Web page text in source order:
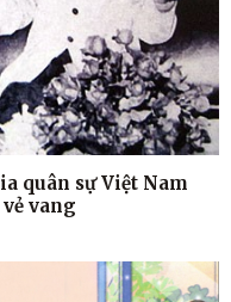
quân sự Việt Nam
vang